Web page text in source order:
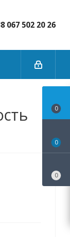
067 502 20 26
0
0
0